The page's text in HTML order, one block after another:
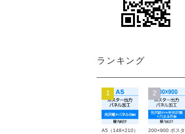
ランキング
1
A5（148×210）
2
200×900 ポスタ